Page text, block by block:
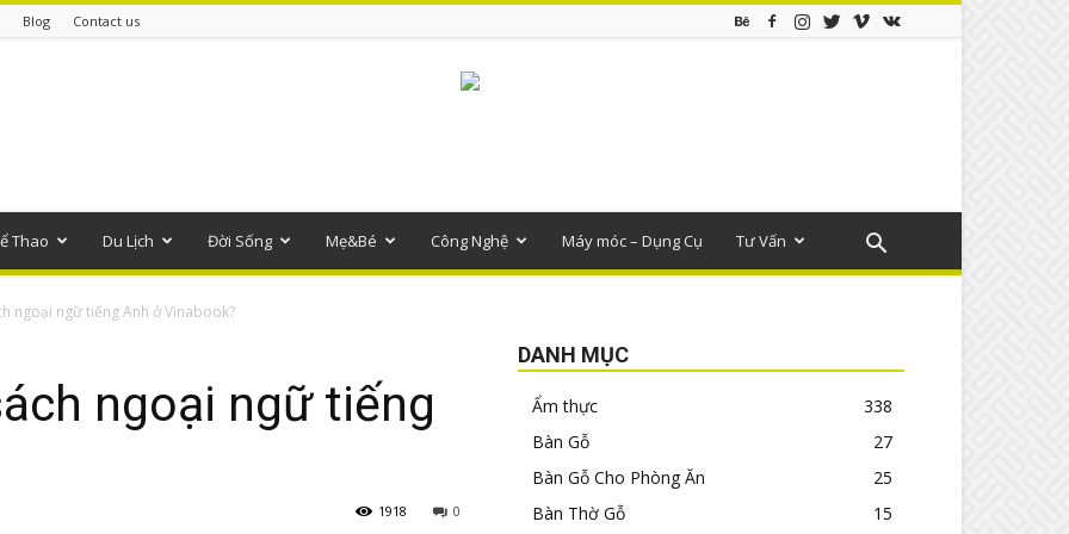
Blog Contact us
Thao Du Lịch Đời Sống Mẹ&Bé Công Nghệ Máy móc – Dụng Cụ Tư Vấn
ngoại ngữ tiếng Anh ở Vinabook?
ngoại ngữ tiếng
0
1918
DANH MỤC
Ẩm thực
338
Bàn Gỗ
27
Bàn Gỗ Cho Phòng Ăn
25
Bàn Thờ Gỗ
15